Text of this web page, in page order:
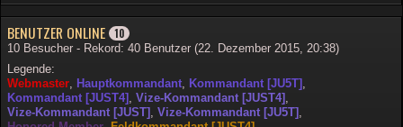
BENUTZER ONLINE 10
10 Besucher - Rekord: 40 Benutzer (22. Dezember 2015, 20:38)
Legende:
Webmaster
Hauptkommandant
Kommandant [JU5T]
Kommandant [JUST4]
Vize-Kommandant [JUST4]
Vize-Kommandant [JUST]
Vize-Kommandant [JU5T]